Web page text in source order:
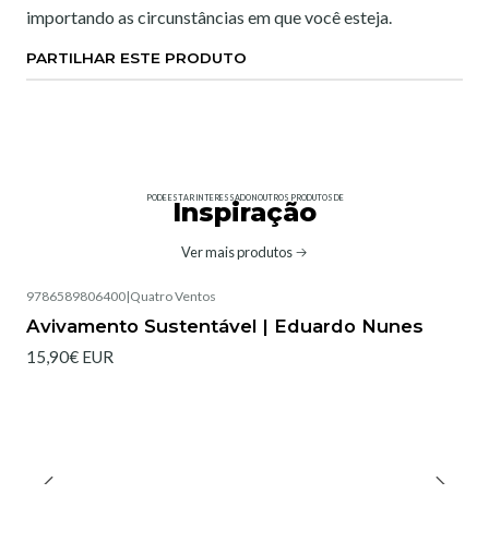
importando as circunstâncias em que você esteja.
PARTILHAR ESTE PRODUTO
PODE ESTAR INTERESSADO NOUTROS PRODUTOS DE
Inspiração
Ver mais produtos
9786589806400|Quatro Ventos
Avivamento Sustentável | Eduardo Nunes
15,90€ EUR